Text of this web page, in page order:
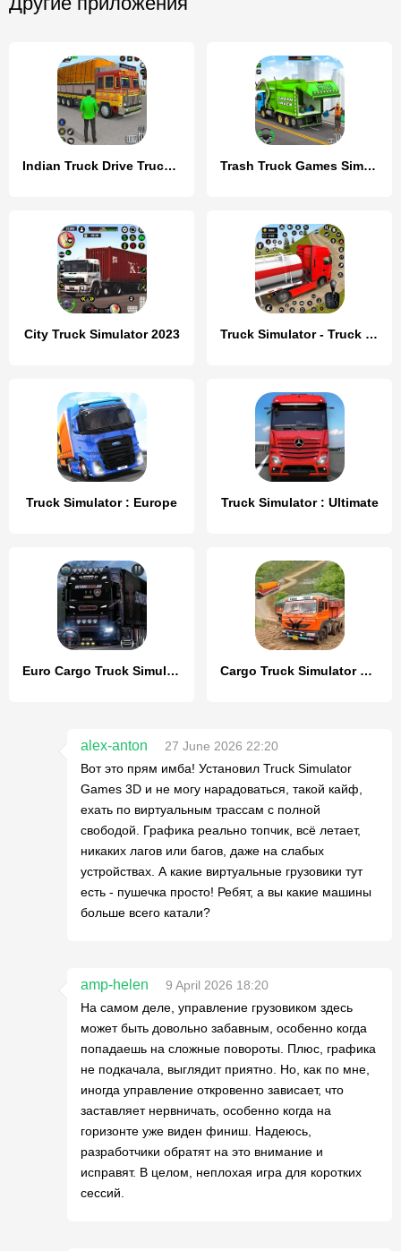
Indian Truck Drive Truck Games Trash Truck Games Simulator 3D
City Truck Simulator 2023 Truck Simulator - Truck Games
Truck Simulator : Europe Truck Simulator : Ultimate
Euro Cargo Truck Simulator 3D Cargo Truck Simulator Games 3D
alex-anton
27 June 2026 22:20
Вот это прям имба! Установил Truck Simulator
Games 3D и не могу нарадоваться, такой кайф,
ехать по виртуальным трассам с полной
свободой. Графика реально топчик, всё летает,
никаких лагов или багов, даже на слабых
устройствах. А какие виртуальные грузовики тут
есть - пушечка просто! Ребят, а вы какие машины
больше всего катали?
amp-helen
9 April 2026 18:20
На самом деле, управление грузовиком здесь
может быть довольно забавным, особенно когда
попадаешь на сложные повороты. Плюс, графика
не подкачала, выглядит приятно. Но, как по мне,
иногда управление откровенно зависает, что
заставляет нервничать, особенно когда на
горизонте уже виден финиш. Надеюсь,
разработчики обратят на это внимание и
исправят. В целом, неплохая игра для коротких
сессий.